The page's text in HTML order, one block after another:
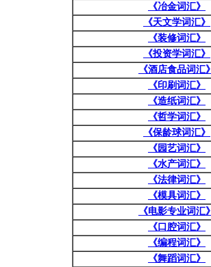
《冶金词汇》
《天文学词汇》
《装修词汇》
《投资学词汇》
《酒店食品词汇》
《印刷词汇》
《造纸词汇》
《哲学词汇》
《保龄球词汇》
《园艺词汇》
《水产词汇》
《法律词汇》
《模具词汇》
《电影专业词汇》
《口腔词汇》
《编程词汇》
《舞蹈词汇》